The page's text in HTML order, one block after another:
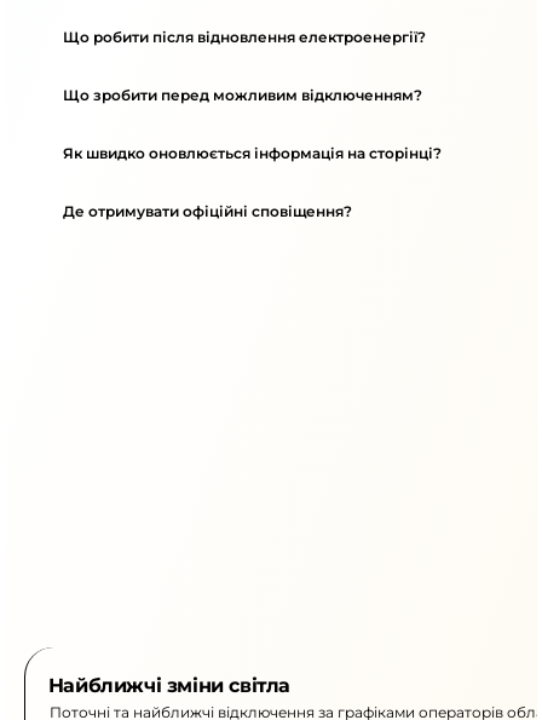
Що робити після відновлення електроенергії?
Що зробити перед можливим відключенням?
Як швидко оновлюється інформація на сторінці?
Де отримувати офіційні сповіщення?
Найближчі зміни світла
Поточні та найближчі відключення за графіками операторів